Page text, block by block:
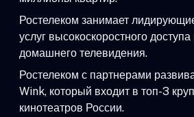
Ростелеком занимает
услуг высокоскоростного
домашнего телевидения.
Ростелеком с партнерами
Wink, который входит в топ-3
кинотеатров России.